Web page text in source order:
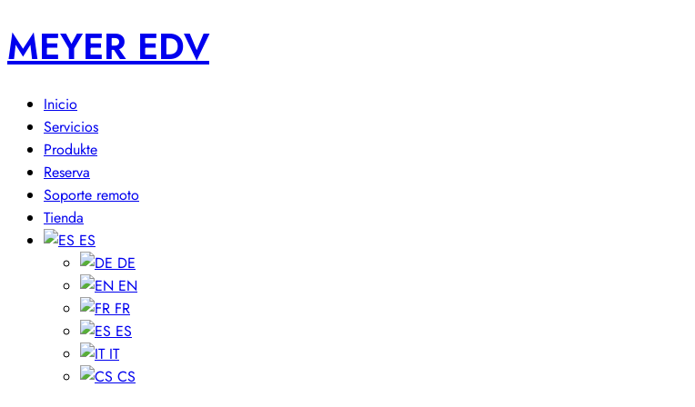
MEYER EDV
Inicio
Servicios
Produkte
Reserva
Soporte remoto
Tienda
ES
DE
EN
FR
ES
IT
CS